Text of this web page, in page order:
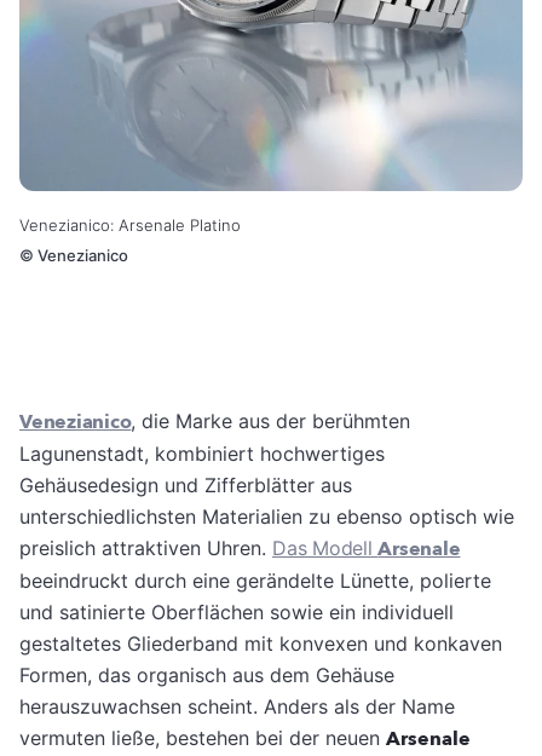
Venezianico: Arsenale Platino
© Venezianico
Venezianico, die Marke aus der berühmten
Lagunenstadt, kombiniert hochwertiges
Gehäusedesign und Zifferblätter aus
unterschiedlichsten Materialien zu ebenso optisch wie
preislich attraktiven Uhren. Das ModellArsenale
beeindruckt durch eine gerändelte Lünette, polierte
und satinierte Oberflächen sowie ein individuell
gestaltetes Gliederband mit konvexen und konkaven
Formen, das organisch aus dem Gehäuse
herauszuwachsen scheint. Anders als der Name
vermuten ließe, bestehen bei der neuen Arsenale